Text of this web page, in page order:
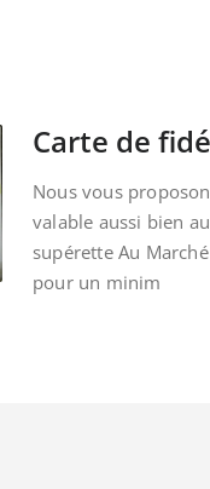
Carte de
Nous vous
valable aussi bien
supérette Au
pour un minim